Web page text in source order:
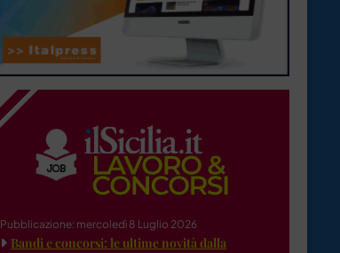
Pubblicazione: mercoledì 8 Luglio 2026
Bandi e concorsi: le ultime novità dalla